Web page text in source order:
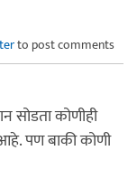
to post comments
सोडता कोणीही
आहे. पण बाकी कोणी